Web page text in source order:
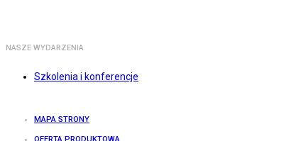
NASZE WYDARZENIA
Szkolenia i konferencje
MAPA STRONY